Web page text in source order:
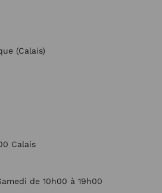
(Calais)
Calais
de 10h00 à 19h00